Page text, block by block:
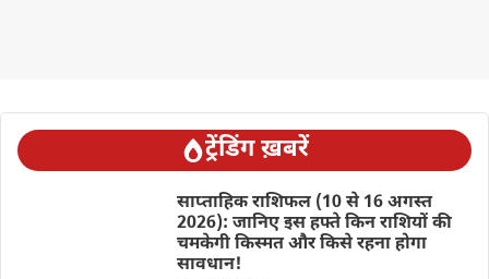
ट्रेंडिंग ख़बरें
साप्ताहिक राशिफल (10 से 16 अगस्त
2026): जानिए इस हफ्ते किन राशियों की
चमकेगी किस्मत और किसे रहना होगा
सावधान!